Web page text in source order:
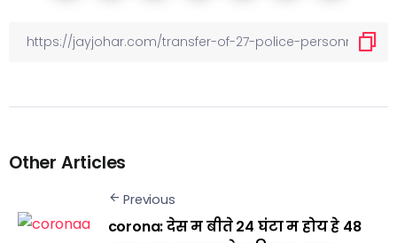
Other Articles
Previous
corona: देस म बीते 24 घंटा म होय हे 48